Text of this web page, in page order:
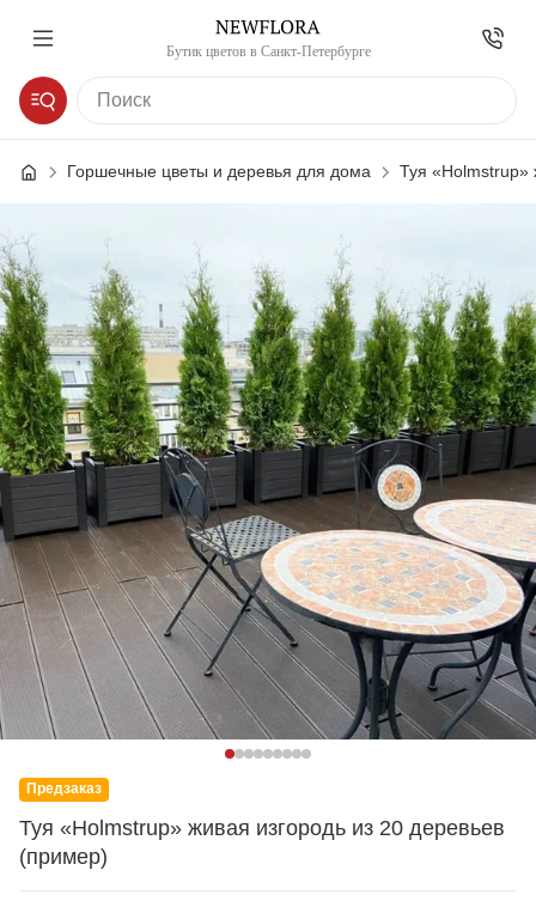
Бутик цветов в Санкт-Петербурге
Горшечные цветы и деревья для дома Туя «Holmstrup»
Предзаказ
Туя «Holmstrup» живая изгородь из 20 деревьев
(пример)